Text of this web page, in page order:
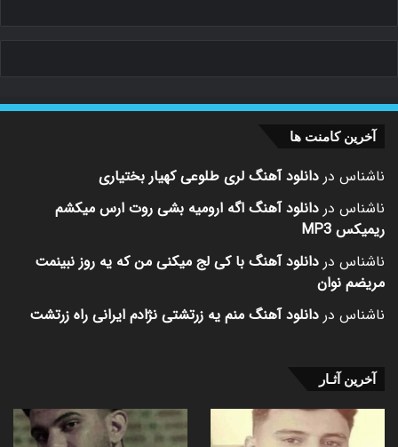
آخرین کامنت ها
ناشناس در دانلود آهنگ لری طلوعی کهیار بختیاری
ناشناس در دانلود آهنگ اگه ارومیه بشی روت ارس میکشم
ریمیکس MP3
ناشناس در دانلود آهنگ با کی لج میکنی من که یه روز نبینمت
مریضم نوان
ناشناس در دانلود آهنگ منم یه زرتشتی نژادم ایرانی راه زرتشت
آخرین آثـار